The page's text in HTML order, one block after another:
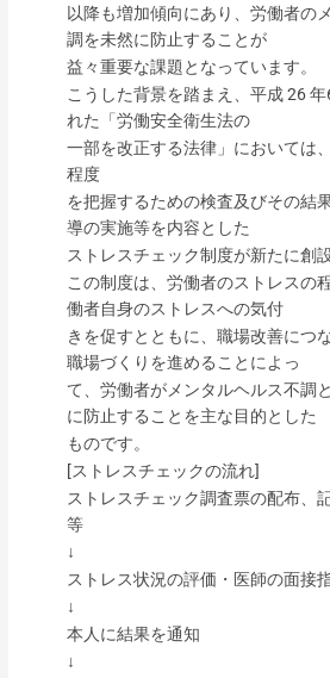
以降も増加傾向にあり、労働者の
調を未然に防止することが
益々重要な課題となっています。
こうした背景を踏まえ、平成 26
れた「労働安全衛生法の
一部を改正する法律」においては
程度
を把握するための検査及びその結
導の実施等を内容とした
ストレスチェック制度が新たに創
この制度は、労働者のストレスの
働者自身のストレスへの気付
きを促すとともに、職場改善につ
職場づくりを進めることによっ
て、労働者がメンタルヘルス不調
に防止することを主な目的とした
ものです。
[ストレスチェックの流れ]
ストレスチェック調査票の配布、
等
↓
ストレス状況の評価・医師の面接
↓
本人に結果を通知
↓